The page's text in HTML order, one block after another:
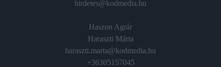
hirdetes@kodmedia.hu
Haszon Agrár
Haraszti Márta
haraszti.marta@kodmedia.hu
+36305157045